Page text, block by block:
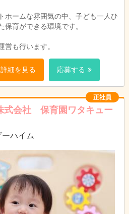
現場と切り離して休憩を行いま
ホームな雰囲気の中、子ども一人ひ
育ができる環境です。
も行います。
詳細を見る 応募する
正社員
式会社 保育園ワタキュー
ハイム